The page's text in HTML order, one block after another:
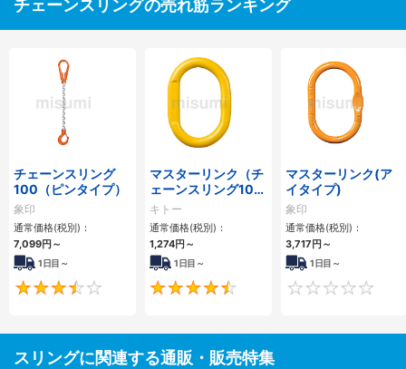
チェーンスリングの売れ筋ランキング
チェーンスリング
100（ピンタイプ）
象印
通常価格(税別)：
7,099円 ～
1日目～
3.5
マスターリンク（チ
ェーンスリング100
用・アイタイプ）
キトー
通常価格(税別)：
1,274円 ～
1日目～
4.5
マスターリンク(ア
イタイプ)
象印
通常価格(税別)：
3,717 円 ～
1日目～
スリングに関連する通販・販売特集